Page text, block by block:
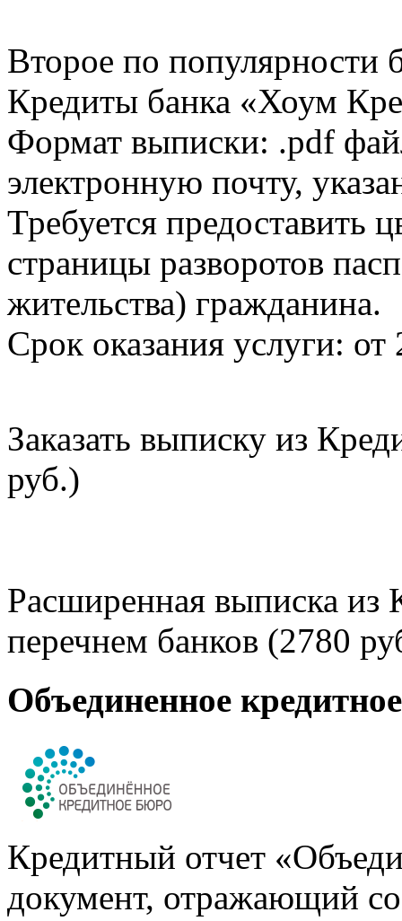
Второе по популярности
Кредиты банка «Хоум
Формат выписки: .pdf
электронную почту,
Требуется предоставить
страницы разворотов
жительства) гражданина.
Срок оказания услуги: от
Заказать выписку из
руб.)
Расширенная выписка из
перечнем банков (2780
Объединенное
Кредитный отчет
документ, отражающий